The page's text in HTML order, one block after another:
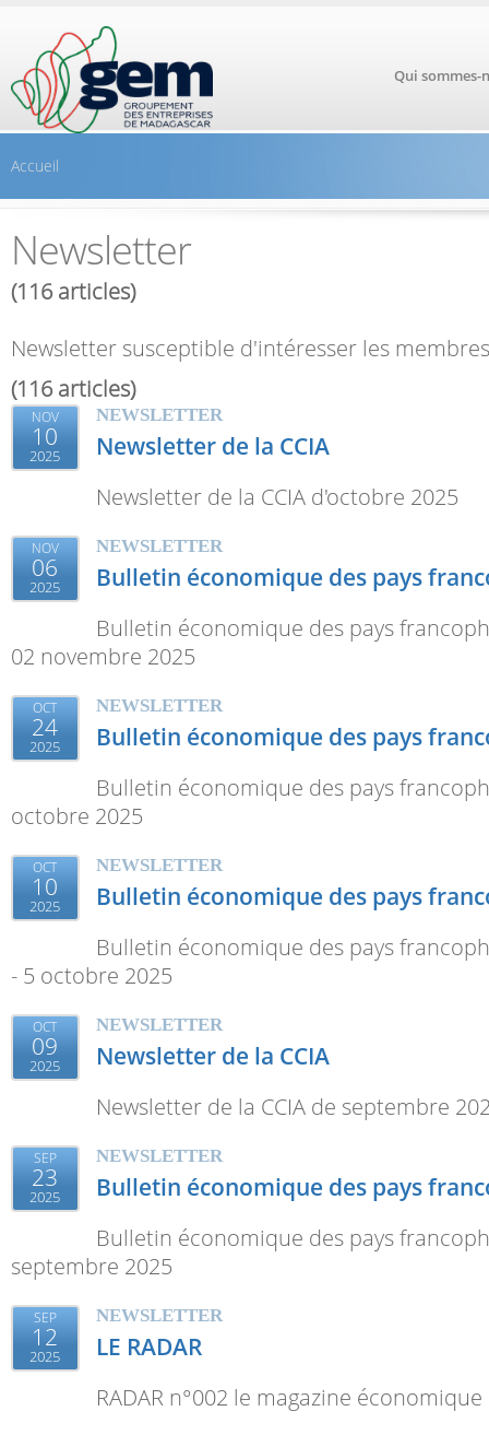
Qui sommes-
Accueil
Newsletter
(116 articles)
Newsletter susceptible d'intéresser les membres
(116 articles)
NOV
10
2025
NEWSLETTER
Newsletter de la CCIA
Newsletter de la CCIA d'octobre 2025
NOV
06
2025
NEWSLETTER
Bulletin économique des pays
Bulletin économique des pays
02 novembre 2025
OCT
24
2025
NEWSLETTER
Bulletin économique des pays
Bulletin économique des pays
octobre 2025
OCT
10
2025
NEWSLETTER
Bulletin économique des pays
Bulletin économique des pays
- 5 octobre 2025
OCT
09
2025
NEWSLETTER
Newsletter de la CCIA
Newsletter de la CCIA de septembre
SEP
23
2025
NEWSLETTER
Bulletin économique des pays
Bulletin économique des pays
septembre 2025
SEP
12
2025
NEWSLETTER
LE RADAR
RADAR n°002 le magazine économique